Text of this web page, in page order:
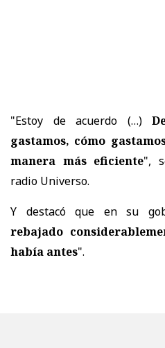
"Estoy de acuerdo (…)
gastamos, cómo
manera más eficiente",
radio Universo.
Y destacó que en su
rebajado
había antes".